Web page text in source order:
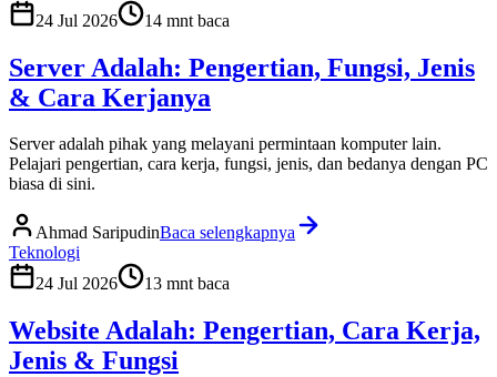
24 Jul 2026
14 mnt baca
Server Adalah: Pengertian, Fungsi, Jenis
& Cara Kerjanya
Server adalah pihak yang melayani permintaan komputer lain.
Pelajari pengertian, cara kerja, fungsi, jenis, dan bedanya dengan PC
biasa di sini.
Ahmad SaripudinBaca selengkapnya
Teknologi
24 Jul 2026
13 mnt baca
Website Adalah: Pengertian, Cara Kerja,
Jenis & Fungsi